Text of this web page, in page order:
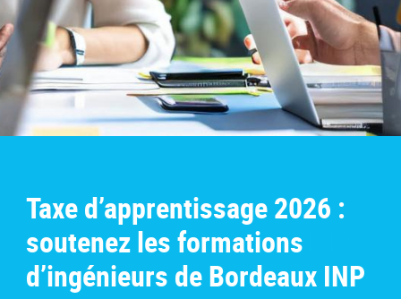
Taxe d’apprentissage 2026 :
soutenez les formations
d’ingénieurs de Bordeaux INP